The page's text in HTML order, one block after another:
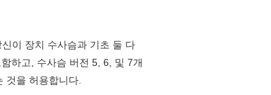
이 장치 수사슴과 기초 둘 다
하고, 수사슴 버전 5, 6, 및 7개
을 허용합니다.